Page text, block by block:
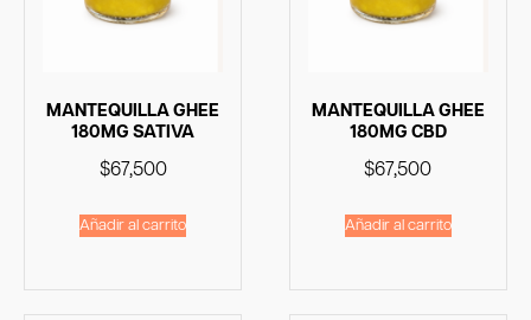
MANTEQUILLA GHEE
180MG SATIVA
$67,500
Añadir al carrito
MANTEQUILLA GHEE
180MG CBD
$67,500
Añadir al carrito